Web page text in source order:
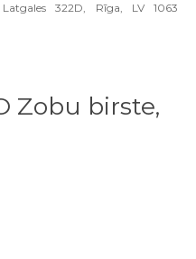
322D, Rīga, LV 1063
Zobu birste,